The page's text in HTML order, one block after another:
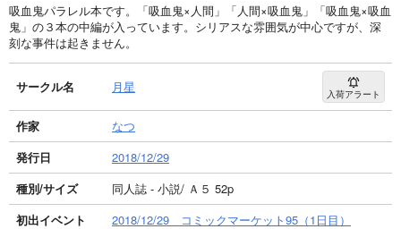
吸血鬼パラレル本です。「吸血鬼×人間」「人間×吸血鬼」「吸血鬼×吸血
鬼」の３本の中編が入っています。シリアスな雰囲気が中心ですが、深
刻な事件は起きません。
サークル名 月星 入荷アラート
作家
なつ
発行日
2018/12/29
種別/サイズ
同人誌 - 小説/ Ａ５ 52p
初出イベント
2018/12/29 コミックマーケット95（1日目）